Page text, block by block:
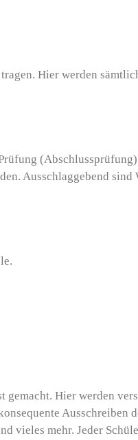
Hier werden
Ausschlaggebend sind
Hier werden
Ausschreiben
vieles mehr. Jeder